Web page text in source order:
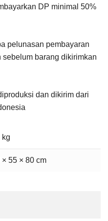
DP minimal 50%
pelunasan pembayaran
barang dikirimkan
dan dikirim dari
kg
× 55 × 80 cm